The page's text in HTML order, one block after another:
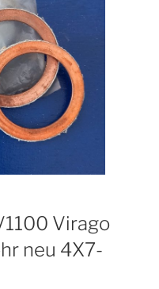
Virago
neu 4X7-